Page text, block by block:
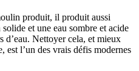
produit, il produit aussi
et une eau sombre et acide
d’eau. Nettoyer cela, et mieux
est l’un des vrais défis modernes